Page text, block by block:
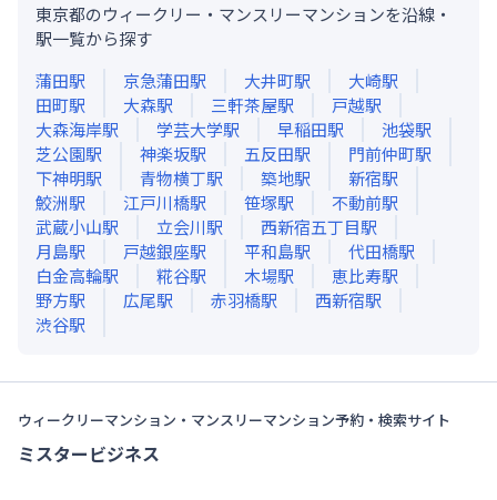
東京都のウィークリー・マンスリーマンションを沿線・
駅一覧から探す
蒲田駅 京急蒲田駅 大井町駅 大崎駅
田町駅 大森駅 三軒茶屋駅 戸越駅
大森海岸駅 学芸大学駅 早稲田駅 池袋駅
芝公園駅 神楽坂駅 五反田駅 門前仲町駅
下神明駅 青物横丁駅 築地駅 新宿駅
鮫洲駅 江戸川橋駅 笹塚駅 不動前駅
武蔵小山駅 立会川駅 西新宿五丁目駅
月島駅 戸越銀座駅 平和島駅 代田橋駅
白金高輪駅 糀谷駅 木場駅 恵比寿駅
野方駅 広尾駅 赤羽橋駅 西新宿駅
渋谷駅
ウィークリーマンション・マンスリーマンション予約・検索サイト
ミスタービジネス